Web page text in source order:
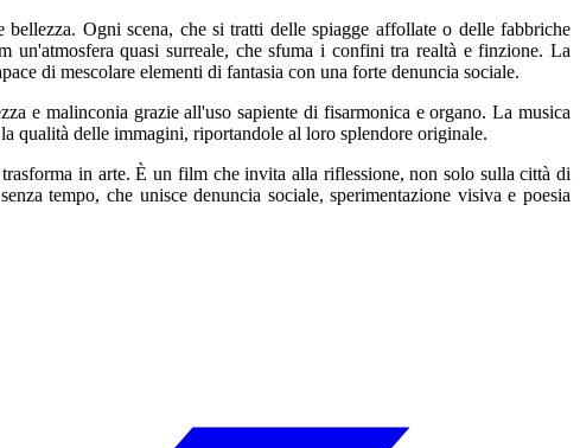
Ogni scena, che si tratti delle spiagge affollate o delle fabbriche
quasi surreale, che sfuma i confini tra realtà e finzione. La
di mescolare elementi di fantasia con una forte denuncia sociale.
e malinconia grazie all'uso sapiente di fisarmonica e organo. La musica
qualità delle immagini, riportandole al loro splendore originale.
in arte. È un film che invita alla riflessione, non solo sulla città di
tempo, che unisce denuncia sociale, sperimentazione visiva e poesia